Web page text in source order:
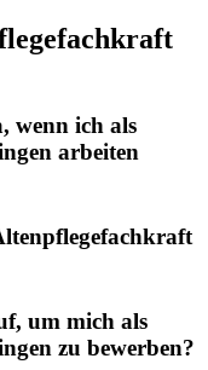
, wenn ich als
arbeiten
um mich als
zu bewerben?